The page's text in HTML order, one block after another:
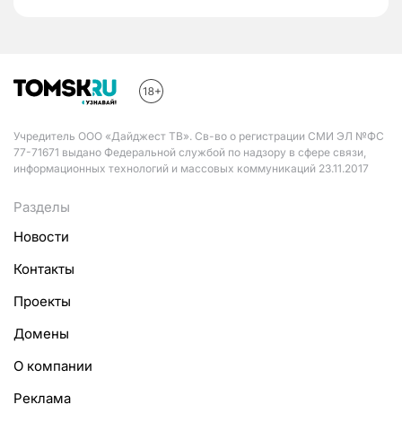
Учредитель ООО «Дайджест ТВ». Св-во о регистрации СМИ ЭЛ №ФС
77-71671 выдано Федеральной службой по надзору в сфере связи,
информационных технологий и массовых коммуникаций 23.11.2017
Разделы
Новости
Контакты
Проекты
Домены
О компании
Реклама